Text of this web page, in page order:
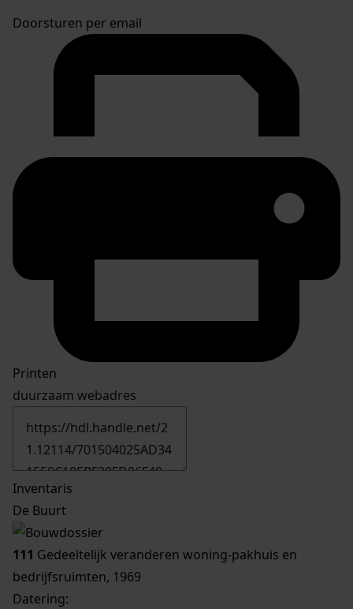
Doorsturen per email
Printen
duurzaam webadres
Inventaris
De Buurt
111 Gedeeltelijk veranderen woning-pakhuis en
bedrijfsruimten, 1969
Datering: